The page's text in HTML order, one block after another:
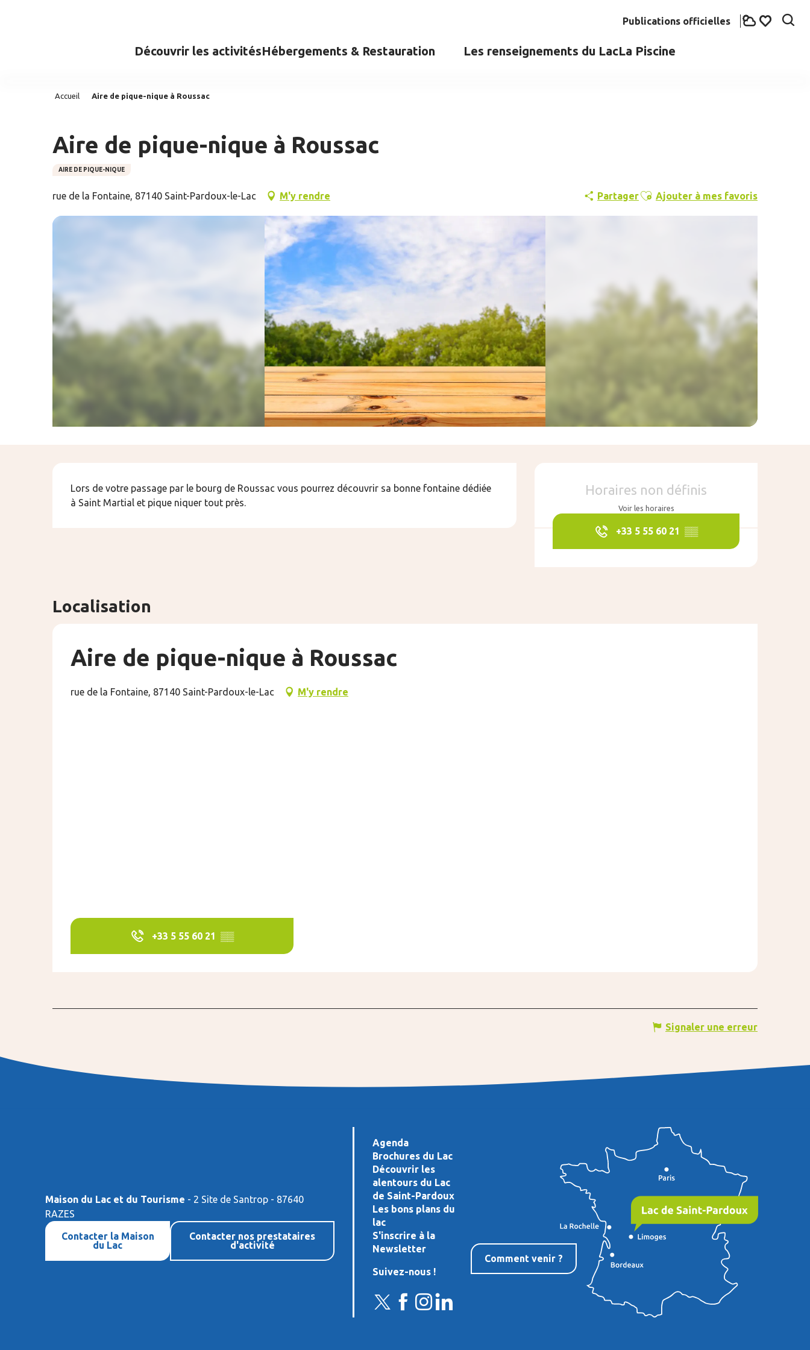
Publications officielles
Découvrir les activitésHébergements & Restauration Les renseignements du LacLa Piscine
Accueil Aire de pique-nique à Roussac
Aire de pique-nique à Roussac
AIRE DE PIQUE-NIQUE
rue de la Fontaine, 87140 Saint-Pardoux-le-Lac M'y rendre PartagerAjouter aux favoris
Ajouter à mes favoris
Ouverture et
Horaires non définis
Voir les horaires
+33 5 55 60 21 ▒▒
Description
Lors de votre passage par le bourg de Roussac vous pourrez découvrir sa bonne fontaine dédiée
à Saint Martial et pique niquer tout près.
Localisation
Aire de pique-nique à Roussac
rue de la Fontaine, 87140 Saint-Pardoux-le-Lac M'y rendre
+33 5 55 60 21 ▒▒
Signaler une erreur
Maison du Lac et du Tourisme - 2 Site de Santrop - 87640
RAZES
Contacter la Maison
du Lac
Contacter nos prestataires
d'activité
Agenda
Brochures du Lac
Découvrir les
alentours du Lac
de Saint-Pardoux
Les bons plans du
lac
S'inscrire à la
Newsletter
Suivez-nous !
Comment venir ?